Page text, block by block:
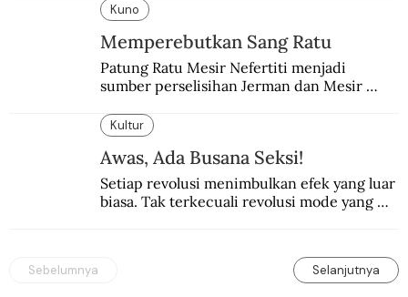
Kuno
Memperebutkan Sang Ratu
Patung Ratu Mesir Nefertiti menjadi
sumber perselisihan Jerman dan Mesir
Kultur
Awas, Ada Busana Seksi!
Setiap revolusi menimbulkan efek yang luar
biasa. Tak terkecuali revolusi mode yang
Sebelumnya Selanjutnya